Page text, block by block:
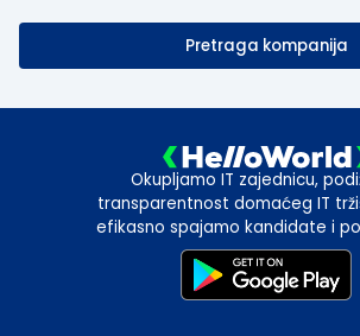
Pretraga kompanija
Okupljamo IT zajednicu,
transparentnost domaćeg IT
efikasno spajamo kandidate i